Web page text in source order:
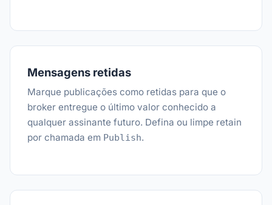
Mensagens retidas
Marque publicações como retidas para que o
broker entregue o último valor conhecido a
qualquer assinante futuro. Defina ou limpe retain
por chamada em Publish.